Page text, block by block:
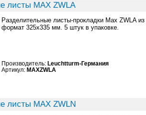
листы MAX ZWLA
Разделительные листы-прокладки Max ZWLA
формат 325x335 мм. 5 штук в упаковке.
Производитель: Leuchtturm-Германия
Артикул: MAXZWLA
листы MAX ZWLN